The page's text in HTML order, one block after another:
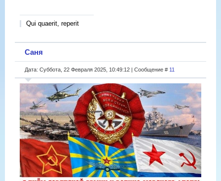
Qui quaerit, reperit
Саня
Дата: Суббота, 22 Февраля 2025, 10:49:12 | Сообщение # 11